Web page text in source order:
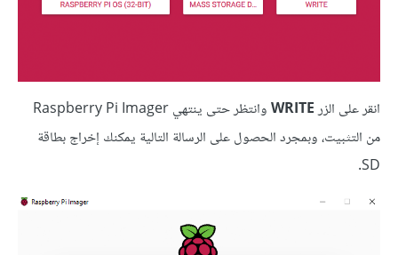
انقر على الزرWRITE
وانتظر حتى ينتهي Raspberry Pi Imager
من التثبيت، وبمجرد الحصول على الرسالة التالية يمكنك إخراج بطاقة
SD.